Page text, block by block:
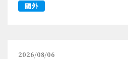
國外
2026/08/06